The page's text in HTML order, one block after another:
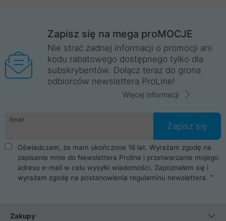
Zapisz się na mega proMOCJE
Nie strać żadnej informacji o promocji ani
kodu rabatowego dostępnego tylko dla
subskrybentów. Dołącz teraz do grona
odbiorców newslettera ProLine!
Więcej informacji
Email
Zapisz się
Oświadczam, że mam ukończone 16 lat. Wyrażam zgodę na
zapisanie mnie do Newslettera Proline i przetwarzanie mojego
adresu e-mail w celu wysyłki wiadomości. Zapoznałem się i
wyrażam zgodę na postanowienia regulaminu newslettera.
Zakupy